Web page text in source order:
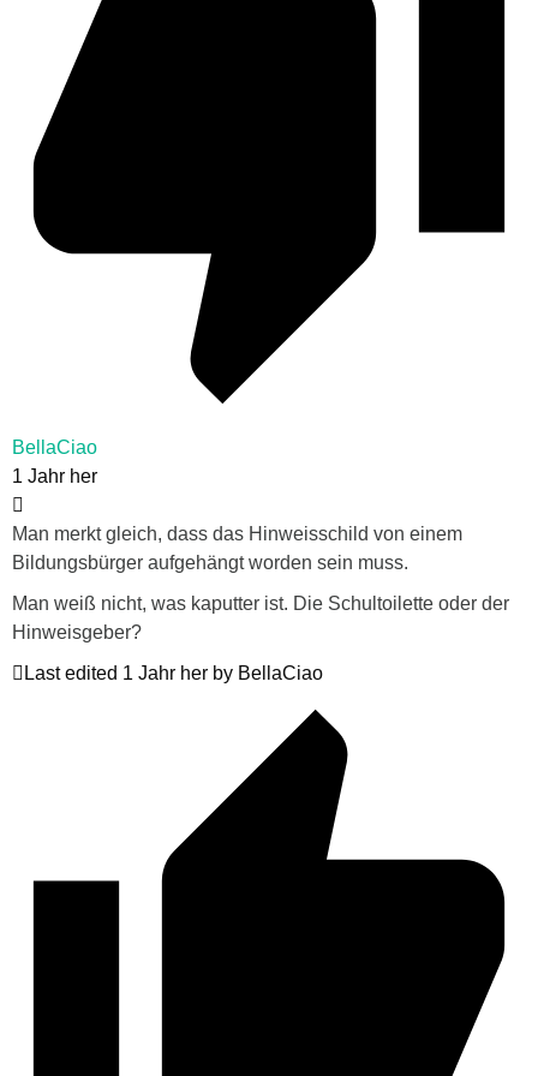
BellaCiao
1 Jahr her
Man merkt gleich, dass das Hinweisschild von einem
Bildungsbürger aufgehängt worden sein muss.
Man weiß nicht, was kaputter ist. Die Schultoilette oder der
Hinweisgeber?
Last edited 1 Jahr her by BellaCiao